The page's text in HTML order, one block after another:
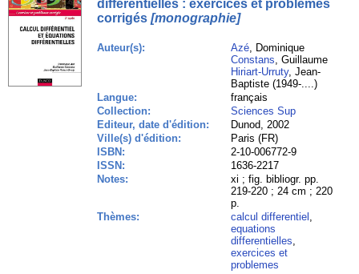
différentielles : exercices et problèmes
corrigés [monographie]
Auteur(s): Azé, Dominique
Constans, Guillaume
Hiriart-Urruty, Jean-
Baptiste (1949-....)
Langue:
français
Collection:
Sciences Sup
Editeur, date d'édition:
Dunod, 2002
Ville(s) d'édition:
Paris (FR)
ISBN:
2-10-006772-9
ISSN:
1636-2217
Notes:
xi ; fig. bibliogr. pp.
219-220 ; 24 cm ; 220
p.
Thèmes:
calcul differentiel ,
equations
differentielles,
exercices et
problemes